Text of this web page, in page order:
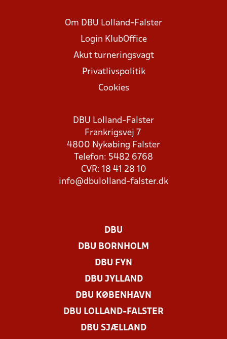
Om DBU Lolland-Falster
Login KlubOffice
Akut turneringsvagt
Privatlivspolitik
Cookies
DBU Lolland-Falster
Frankrigsvej 7
4800 Nykøbing Falster
Telefon: 5482 6768
CVR: 18 41 28 10
info@dbulolland-falster.dk
DBU
DBU BORNHOLM
DBU FYN
DBU JYLLAND
DBU KØBENHAVN
DBU LOLLAND-FALSTER
DBU SJÆLLAND